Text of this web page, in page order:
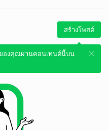
สร้างโพสต์
องคุณผ่านคอนเทนต์นี้บน